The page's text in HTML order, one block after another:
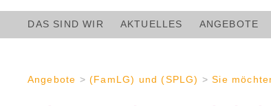
DAS SIND WIR AKTUELLES ANGEBOTE
Angebote > (FamLG) und (SPLG) >Sie